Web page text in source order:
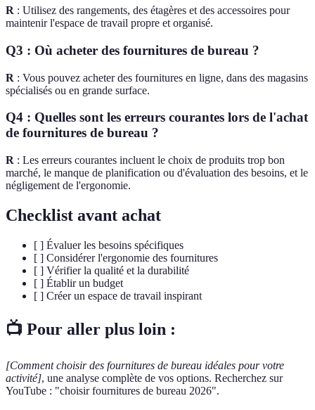
R : Utilisez des rangements, des étagères et des accessoires pour
maintenir l'espace de travail propre et organisé.
Q3 : Où acheter des fournitures de bureau ?
R : Vous pouvez acheter des fournitures en ligne, dans des magasins
spécialisés ou en grande surface.
Q4 : Quelles sont les erreurs courantes lors de l'achat
de fournitures de bureau ?
R : Les erreurs courantes incluent le choix de produits trop bon
marché, le manque de planification ou d'évaluation des besoins, et le
négligement de l'ergonomie.
Checklist avant achat
[ ] Évaluer les besoins spécifiques
[ ] Considérer l'ergonomie des fournitures
[ ] Vérifier la qualité et la durabilité
[ ] Établir un budget
[ ] Créer un espace de travail inspirant
📺 Pour aller plus loin :
[Comment choisir des fournitures de bureau idéales pour votre
activité], une analyse complète de vos options. Recherchez sur
YouTube : "choisir fournitures de bureau 2026".